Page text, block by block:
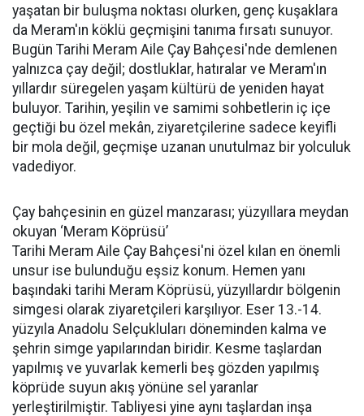
yaşatan bir buluşma noktası olurken, genç kuşaklara
da Meram'ın köklü geçmişini tanıma fırsatı sunuyor.
Bugün Tarihi Meram Aile Çay Bahçesi'nde demlenen
yalnızca çay değil; dostluklar, hatıralar ve Meram'ın
yıllardır süregelen yaşam kültürü de yeniden hayat
buluyor. Tarihin, yeşilin ve samimi sohbetlerin iç içe
geçtiği bu özel mekân, ziyaretçilerine sadece keyifli
bir mola değil, geçmişe uzanan unutulmaz bir yolculuk
vadediyor.
Çay bahçesinin en güzel manzarası; yüzyıllara meydan
okuyan ‘Meram Köprüsü’
Tarihi Meram Aile Çay Bahçesi'ni özel kılan en önemli
unsur ise bulunduğu eşsiz konum. Hemen yanı
başındaki tarihi Meram Köprüsü, yüzyıllardır bölgenin
simgesi olarak ziyaretçileri karşılıyor. Eser 13.-14.
yüzyıla Anadolu Selçukluları döneminden kalma ve
şehrin simge yapılarından biridir. Kesme taşlardan
yapılmış ve yuvarlak kemerli beş gözden yapılmış
köprüde suyun akış yönüne sel yaranlar
yerleştirilmiştir. Tabliyesi yine aynı taşlardan inşa